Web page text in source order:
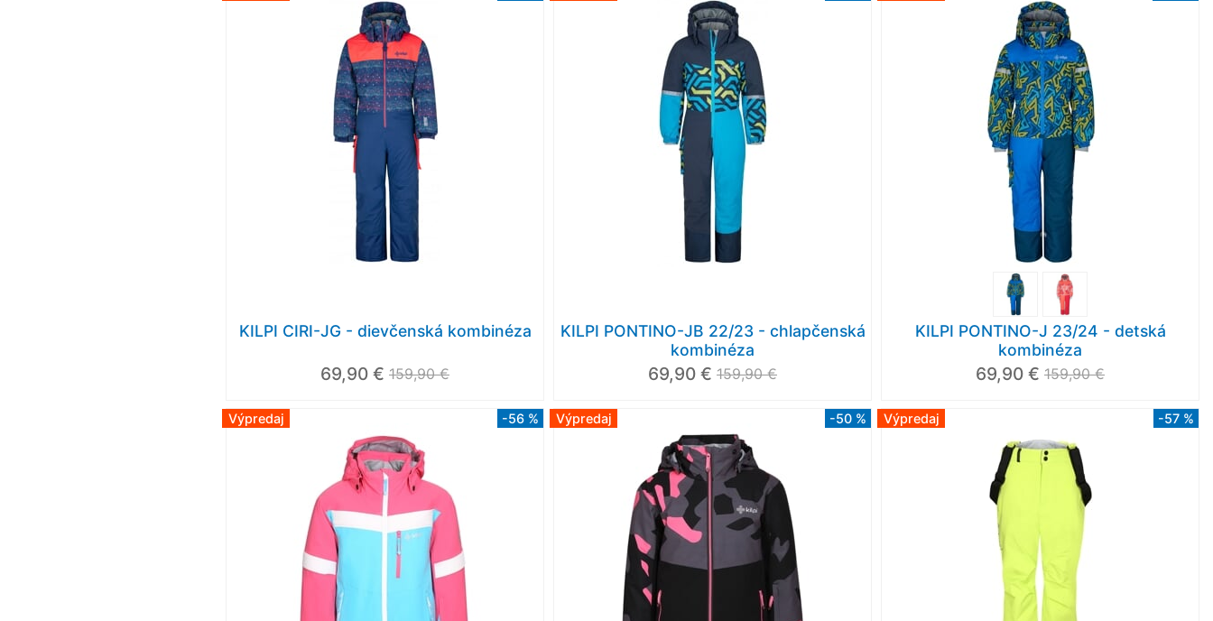
KILPI CIRI-JG - dievčenská kombinéza
69,90 € 159,90 €
KILPI PONTINO-JB 22/23 - chlapčenská
kombinéza
69,90 € 159,90 €
KILPI PONTINO-J 23/24 - detská
kombinéza
69,90 € 159,90 €
Výpredaj -56 % Výpredaj -50 % Výpredaj -57 %